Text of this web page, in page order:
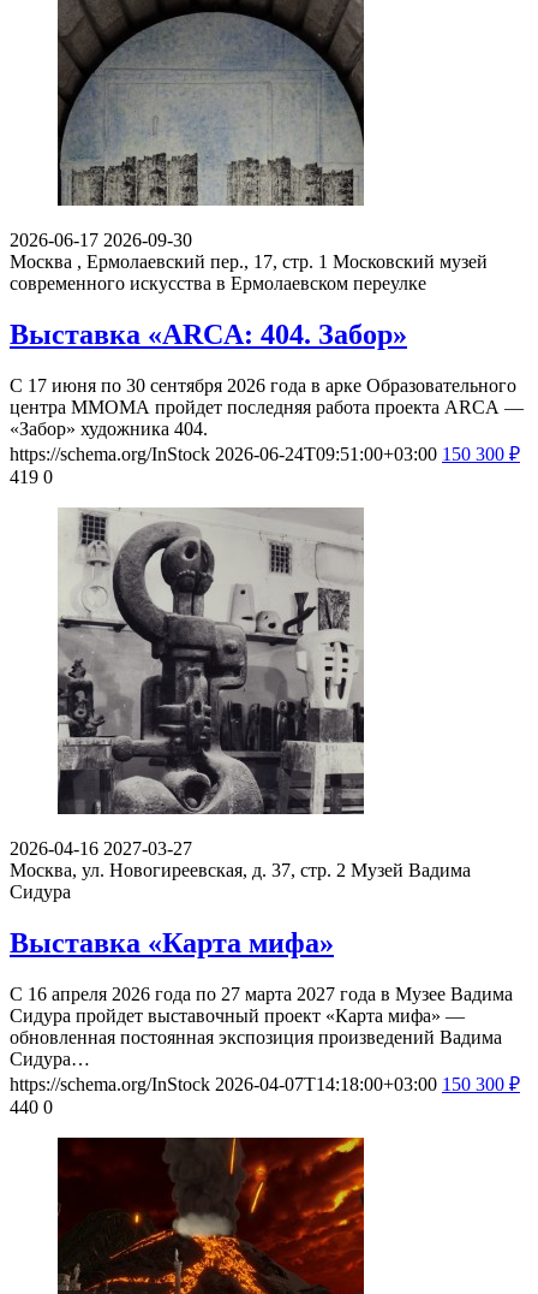
2026-06-17 2026-09-30
Москва , Ермолаевский пер., 17, стр. 1 Московский музей
современного искусства в Ермолаевском переулке
Выставка «ARCA: 404. Забор»
С 17 июня по 30 сентября 2026 года в арке Образовательного
центра ММОМА пройдет последняя работа проекта ARCA —
«Забор» художника 404.
https://schema.org/InStock 2026-06-24T09:51:00+03:00 150 300 ₽
419 0
2026-04-16 2027-03-27
Москва, ул. Новогиреевская, д. 37, стр. 2 Музей Вадима
Сидура
Выставка «Карта мифа»
С 16 апреля 2026 года по 27 марта 2027 года в Музее Вадима
Сидура пройдет выставочный проект «Карта мифа» —
обновленная постоянная экспозиция произведений Вадима
Сидура…
https://schema.org/InStock 2026-04-07T14:18:00+03:00 150 300 ₽
440 0